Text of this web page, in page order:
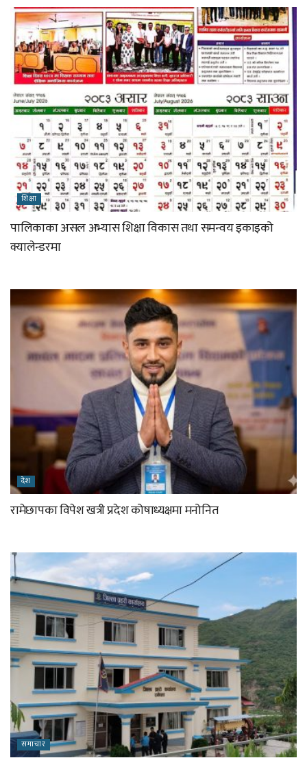
शिक्षा
पालिकाका असल अभ्यास शिक्षा विकास तथा समन्वय इकाइको
क्यालेन्डरमा
देश
रामेछापका विपेश खत्री प्रदेश कोषाध्यक्षमा मनोनित
समाचार